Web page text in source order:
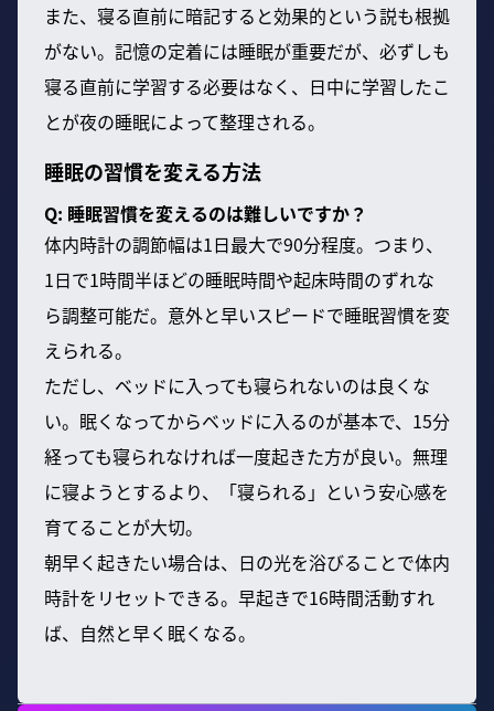
また、寝る直前に暗記すると効果的という説も根拠
がない。記憶の定着には睡眠が重要だが、必ずしも
寝る直前に学習する必要はなく、日中に学習したこ
とが夜の睡眠によって整理される。
睡眠の習慣を変える方法
Q: 睡眠習慣を変えるのは難しいですか？
体内時計の調節幅は1日最大で90分程度。つまり、
1日で1時間半ほどの睡眠時間や起床時間のずれな
ら調整可能だ。意外と早いスピードで睡眠習慣を変
えられる。
ただし、ベッドに入っても寝られないのは良くな
い。眠くなってからベッドに入るのが基本で、15分
経っても寝られなければ一度起きた方が良い。無理
に寝ようとするより、「寝られる」という安心感を
育てることが大切。
朝早く起きたい場合は、日の光を浴びることで体内
時計をリセットできる。早起きで16時間活動すれ
ば、自然と早く眠くなる。